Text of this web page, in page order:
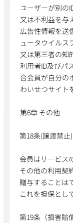
ユーザーが別の
又は不利益を与
広告性情報を送
ュータウイルス
又は第三者の知
利用者ID及びパ
合会員が自分の
わいせつサイト
第6章 その他
第18条(譲渡禁止)
会員はサービス
その他の利用契
贈与することは
これを担保とし
第19条（損害賠償